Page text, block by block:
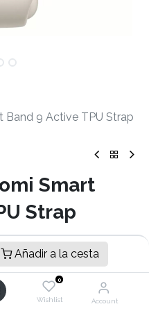
Añadir a la cesta
0
Wishlist Account
Band 9 Active TPU Strap
Smart
Strap